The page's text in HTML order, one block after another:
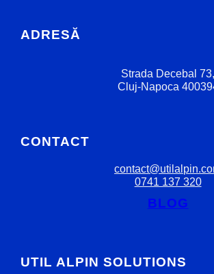
ADRESĂ
Strada Decebal 73,
Cluj-Napoca
CONTACT
0741 137 320
BLOG
UTIL ALPIN SOLUTIONS